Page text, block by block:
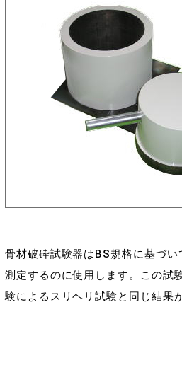
骨材破砕試験器はBS規格に基づ
測定するのに使用します。この試
験によるスリヘリ試験と同じ結果